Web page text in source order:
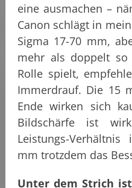
eine ausmachen –
Canon schlägt in
Sigma 17-70 mm,
mehr als doppelt
Rolle spielt,
Immerdrauf. Die 15
Ende wirken sich
Bildschärfe ist
Leistungs-
mm trotzdem das
Unter dem Strich